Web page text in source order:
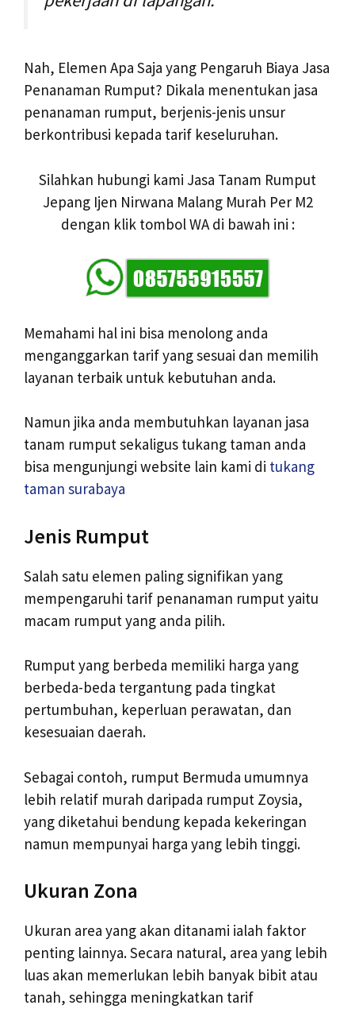
Nah, Elemen Apa Saja yang Pengaruh Biaya Jasa
Penanaman Rumput? Dikala menentukan jasa
penanaman rumput, berjenis-jenis unsur
berkontribusi kepada tarif keseluruhan.
Silahkan hubungi kami Jasa Tanam Rumput
Jepang Ijen Nirwana Malang Murah Per M2
dengan klik tombol WA di bawah ini :
Memahami hal ini bisa menolong anda
menganggarkan tarif yang sesuai dan memilih
layanan terbaik untuk kebutuhan anda.
Namun jika anda membutuhkan layanan jasa
tanam rumput sekaligus tukang taman anda
bisa mengunjungi website lain kami di tukang
taman surabaya
Jenis Rumput
Salah satu elemen paling signifikan yang
mempengaruhi tarif penanaman rumput yaitu
macam rumput yang anda pilih.
Rumput yang berbeda memiliki harga yang
berbeda-beda tergantung pada tingkat
pertumbuhan, keperluan perawatan, dan
kesesuaian daerah.
Sebagai contoh, rumput Bermuda umumnya
lebih relatif murah daripada rumput Zoysia,
yang diketahui bendung kepada kekeringan
namun mempunyai harga yang lebih tinggi.
Ukuran Zona
Ukuran area yang akan ditanami ialah faktor
penting lainnya. Secara natural, area yang lebih
luas akan memerlukan lebih banyak bibit atau
tanah, sehingga meningkatkan tarif